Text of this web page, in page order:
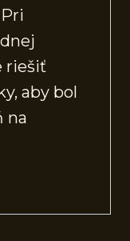
riešiť
aby bol
na